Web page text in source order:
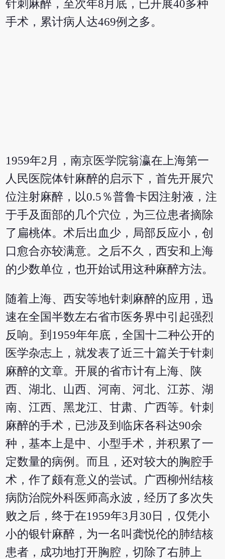
针刺麻醉，至次年8月底，已开展40多种
手术，累计病人达469例之多。
1959年2月，南京医学院翁瀛在上海第一
人民医院体针麻醉的启示下，首先开展穴
位注射麻醉，以0.5％普鲁卡因注射液，注
于手及面部的几个穴位，为三位患者摘除
了扁桃体。术后出血少，局部反应小，创
口愈合亦较满意。之后不久，西安和上海
的少数单位，也开始试用这种麻醉方法。
随着上海、西安等地针刺麻醉的应用，迅
速在全国半数左右省市医务界中引起强烈
反响。到1959年年底，全国十二种公开的
医学杂志上，就发表了近三十篇关于针刺
麻醉的文章。开展的省市计有上海、陕
西、湖北、山西、河南、河北、江苏、湖
南、江西、黑龙江、甘肃、广西等。针刺
麻醉的手术，已涉及到临床各科达90余
种，基本上是中、小型手术，并积累了一
定数量的病例。而且，还对较大的胸腔手
术，作了颇有意义的尝试。广西柳州结核
病防治院外科医师高永波，经历了多次失
败之后，终于在1959年3月30日，仅凭小
小的银针麻醉，为一名叫龚悦伦的肺结核
患者，成功地打开胸腔，切除了右肺上